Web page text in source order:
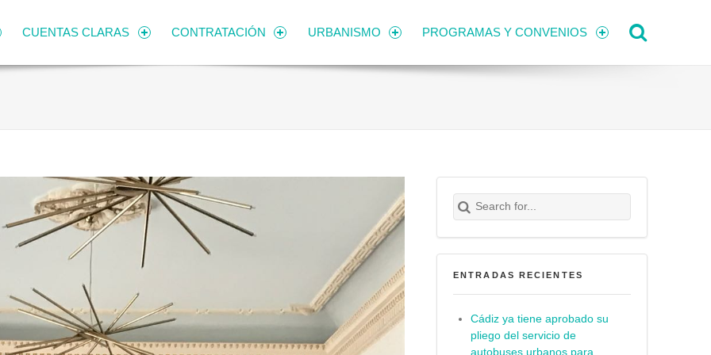
CUENTAS CLARAS CONTRATACIÓN URBANISMO PROGRAMAS Y CONVENIOS
Search for:
Buscar
ENTRADAS RECIENTES
Cádiz ya tiene aprobado su
pliego del servicio de
autobuses urbanos para